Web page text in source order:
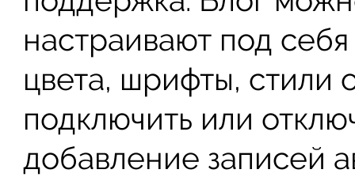
настраивают под
цвета, шрифты, стили
подключить или
добавление записей